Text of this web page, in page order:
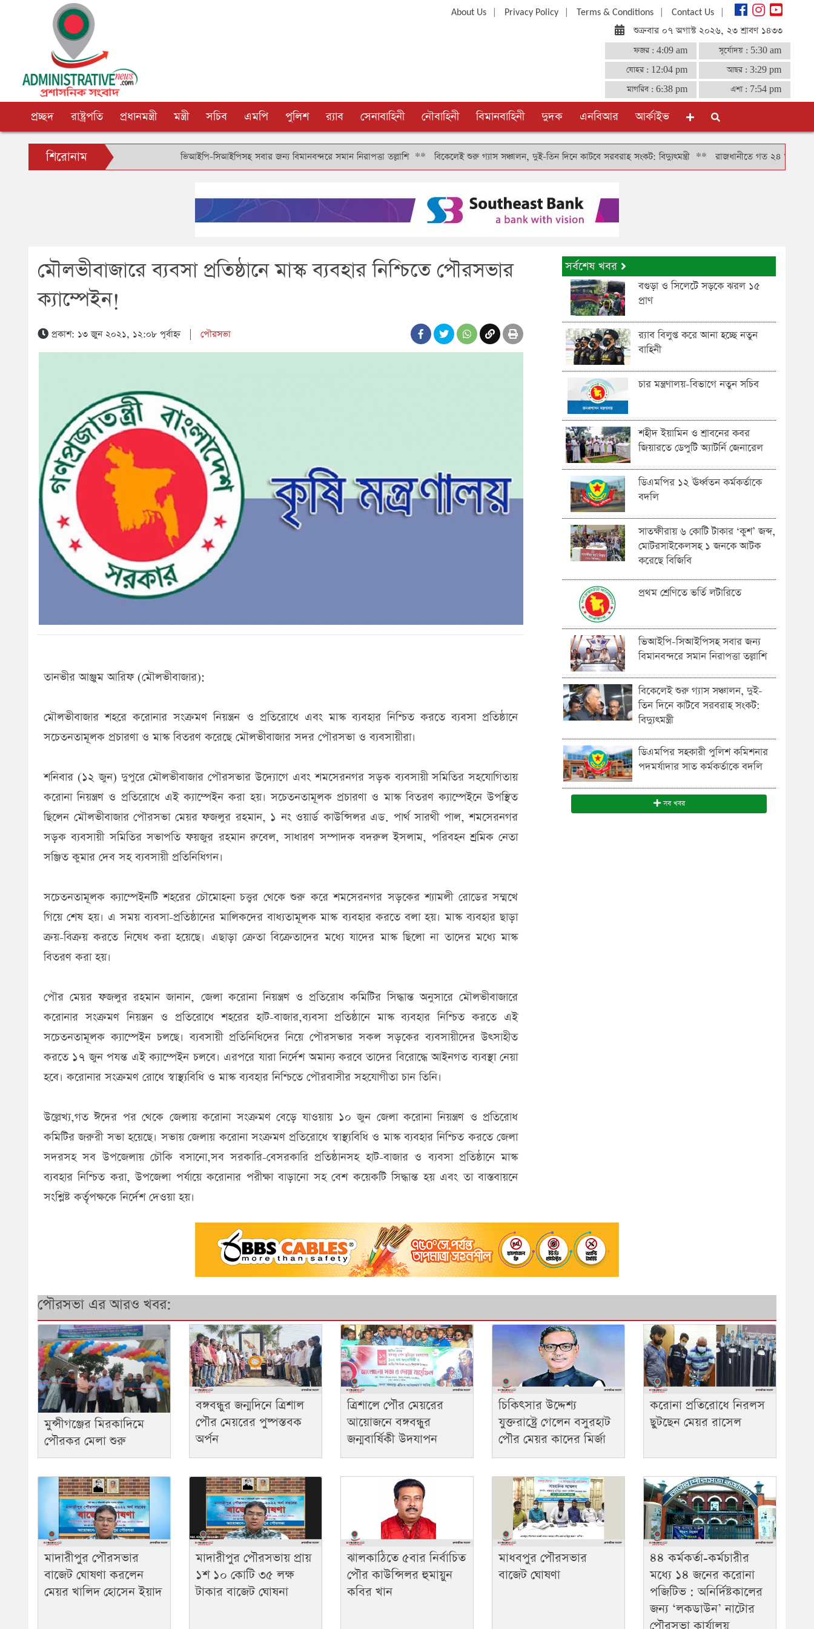
About Us| Privacy Policy| Terms & Conditions| Contact Us|
শুক্রবার ০৭ অগাস্ট ২০২৬, ২৩ শ্রাবণ ১৪৩৩
ফজর : 4:09 am সূর্যোদয় : 5:30 am
যোহর : 12:04 pm আছর : 3:29 pm
মাগরিব : 6:38 pm এশা : 7:54 pm
প্রচ্ছদ রাষ্ট্রপতি প্রধানমন্ত্রী মন্ত্রী সচিব এমপি পুলিশ র‍্যাব সেনাবাহিনী নৌবাহিনী বিমানবাহিনী দুদক এনবিআর আর্কাইভ
শিরোনাম ভিআইপি-সিআইপিসহ সবার জন্য বিমানবন্দরে সমান নিরাপত্তা তল্লাশি**বিকেলেই শুরু গ্যাস সঞ্চালন, দুই-তিন দিনে কাটবে সরবরাহ সংকট: বিদ্যুৎমন্ত্রী**রাজধানীতে গত ২৪ ঘণ্টায় গ্রেফতার
মৌলভীবাজারে ব্যবসা প্রতিষ্ঠানে মাস্ক ব্যবহার নিশ্চিতে পৌরসভার
ক্যাম্পেইন!
প্রকাশ: ১৩ জুন ২০২১, ১২:০৮ পূর্বাহ্ন| পৌরসভা
তানভীর আঞ্জুম আরিফ (মৌলভীবাজার):
মৌলভীবাজার শহরে করোনার সংক্রমণ নিয়ন্ত্রন ও প্রতিরোধে এবং মাস্ক ব্যবহার নিশ্চিত করতে ব্যবসা প্রতিষ্ঠানে
সচেতনতামূলক প্রচারণা ও মাস্ক বিতরণ করেছে মৌলভীবাজার সদর পৌরসভা ও ব্যবসায়ীরা।
শনিবার (১২ জুন) দুপুরে মৌলভীবাজার পৌরসভার উদ্যোগে এবং শমসেরনগর সড়ক ব্যবসায়ী সমিতির সহযোগিতায়
করোনা নিয়ন্ত্রণ ও প্রতিরোধে এই ক্যাম্পেইন করা হয়। সচেতনতামূলক প্রচারণা ও মাস্ক বিতরণ ক্যাম্পেইনে উপস্থিত
ছিলেন মৌলভীবাজার পৌরসভা মেয়র ফজলুর রহমান, ১ নং ওয়ার্ড কাউন্সিলর এড. পার্থ সারথী পাল, শমসেরনগর
সড়ক ব্যবসায়ী সমিতির সভাপতি ফয়জুর রহমান রুবেল, সাধারণ সম্পাদক বদরুল ইসলাম, পরিবহন শ্রমিক নেতা
সঞ্জিত কুমার দেব সহ ব্যবসায়ী প্রতিনিধিগন।
সচেতনতামূলক ক্যাম্পেইনটি শহরের চৌমোহনা চত্ত্বর থেকে শুরু করে শমসেরনগর সড়কের শ্যামলী রোডের সম্মখে
গিয়ে শেষ হয়। এ সময় ব্যবসা-প্রতিষ্ঠানের মালিকদের বাধ্যতামূলক মাস্ক ব্যবহার করতে বলা হয়। মাস্ক ব্যবহার ছাড়া
ক্রয়-বিক্রয় করতে নিষেধ করা হয়েছে। এছাড়া ক্রেতা বিক্রেতাদের মধ্যে যাদের মাস্ক ছিলো না তাদের মধ্যে মাস্ক
বিতরণ করা হয়।
পৌর মেয়র ফজলুর রহমান জানান, জেলা করোনা নিয়ন্ত্রণ ও প্রতিরোধ কমিটির সিদ্ধান্ত অনুসারে মৌলভীবাজারে
করোনার সংক্রমণ নিয়ন্ত্রন ও প্রতিরোধে শহরের হাট-বাজার,ব্যবসা প্রতিষ্ঠানে মাস্ক ব্যবহার নিশ্চিত করতে এই
সচেতনতামূলক ক্যাম্পেইন চলছে। ব্যবসায়ী প্রতিনিধিদের নিয়ে পৌরসভার সকল সড়কের ব্যবসায়ীদের উৎসাহীত
করতে ১৭ জুন পযন্ত এই ক্যাম্পেইন চলবে। এরপরে যারা নির্দেশ অমান্য করবে তাদের বিরোদ্ধে আইনগত ব্যবস্থা নেয়া
হবে। করোনার সংক্রমণ রোধে স্বাস্থ্যবিধি ও মাস্ক ব্যবহার নিশ্চিতে পৌরবাসীর সহযোগীতা চান তিনি।
উল্লেখ্য,গত ঈদের পর থেকে জেলায় করোনা সংক্রমণ বেড়ে যাওয়ায় ১০ জুন জেলা করোনা নিয়ন্ত্রণ ও প্রতিরোধ
কমিটির জরুরী সভা হয়েছে। সভায় জেলায় করোনা সংক্রমণ প্রতিরোধে স্বাস্থ্যবিধি ও মাস্ক ব্যবহার নিশ্চিত করতে জেলা
সদরসহ সব উপজেলায় চৌকি বসানো,সব সরকারি-বেসরকারি প্রতিষ্ঠানসহ হাট-বাজার ও ব্যবসা প্রতিষ্ঠানে মাস্ক
ব্যবহার নিশ্চিত করা, উপজেলা পর্যায়ে করোনার পরীক্ষা বাড়ানো সহ বেশ কয়েকটি সিদ্ধান্ত হয় এবং তা বাস্তবায়নে
সংশ্লিষ্ট কর্তৃপক্ষকে নির্দেশ দেওয়া হয়।
সর্বশেষ খবর
বগুড়া ও সিলেটে সড়কে ঝরল ১৫
প্রাণ
র‍্যাব বিলুপ্ত করে আনা হচ্ছে নতুন
বাহিনী
চার মন্ত্রণালয়-বিভাগে নতুন সচিব
শহীদ ইয়ামিন ও শ্রাবনের কবর
জিয়ারতে ডেপুটি অ্যাটর্নি জেনারেল
ডিএমপির ১২ ঊর্ধ্বতন কর্মকর্তাকে
বদলি
সাতক্ষীরায় ৬ কোটি টাকার ‘কুশ’ জব্দ,
মোটরসাইকেলসহ ১ জনকে আটক
করেছে বিজিবি
প্রথম শ্রেণিতে ভর্তি লটারিতে
ভিআইপি-সিআইপিসহ সবার জন্য
বিমানবন্দরে সমান নিরাপত্তা তল্লাশি
বিকেলেই শুরু গ্যাস সঞ্চালন, দুই-
তিন দিনে কাটবে সরবরাহ সংকট:
বিদ্যুৎমন্ত্রী
ডিএমপির সহকারী পুলিশ কমিশনার
পদমর্যাদার সাত কর্মকর্তাকে বদলি
সব খবর
পৌরসভা এর আরও খবর:
মুন্সীগঞ্জের মিরকাদিমে
পৌরকর মেলা শুরু
বঙ্গবন্ধুর জন্মদিনে ত্রিশাল
পৌর মেয়রের পুষ্পস্তবক
অর্পন
ত্রিশালে পৌর মেয়রের
আয়োজনে বঙ্গবন্ধুর
জন্মবার্ষিকী উদযাপন
চিকিৎসার উদ্দেশ্য
যুক্তরাষ্ট্রে গেলেন বসুরহাট
পৌর মেয়র কাদের মির্জা
করোনা প্রতিরোধে নিরলস
ছুটছেন মেয়র রাসেল
মাদারীপুর পৌরসভার
বাজেট ঘোষণা করলেন
মেয়র খালিদ হোসেন ইয়াদ
মাদারীপুর পৌরসভায় প্রায়
১শ ১০ কোটি ৩৫ লক্ষ
টাকার বাজেট ঘোষনা
ঝালকাঠিতে ৫বার নির্বাচিত
পৌর কাউন্সিলর হুমায়ুন
কবির খান
মাধবপুর পৌরসভার
বাজেট ঘোষণা
৪৪ কর্মকর্তা-কর্মচারীর
মধ্যে ১৪ জনের করোনা
পজিটিভ : অনির্দিষ্টকালের
জন্য ‘লকডাউন’ নাটোর